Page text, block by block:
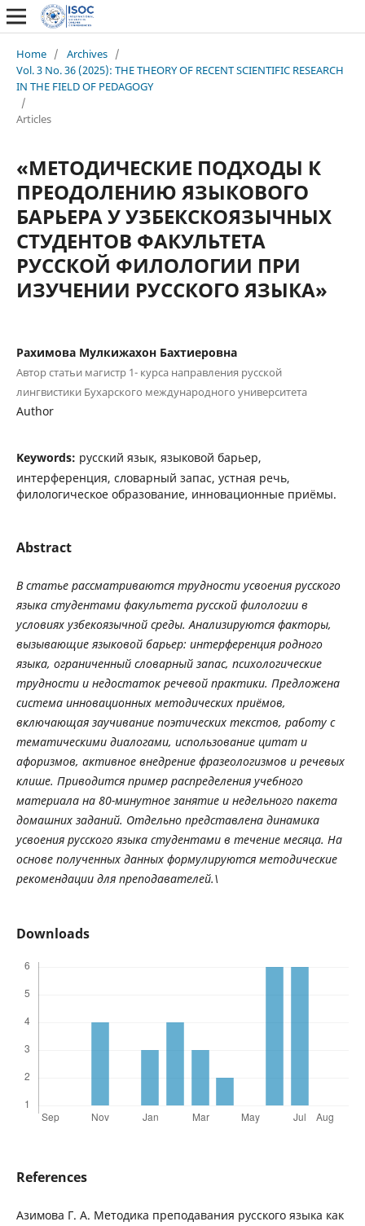
Home / Archives /
Vol. 3 No. 36 (2025): THE THEORY OF RECENT SCIENTIFIC RESEARCH
IN THE FIELD OF PEDAGOGY
/
Articles
«МЕТОДИЧЕСКИЕ ПОДХОДЫ К
ПРЕОДОЛЕНИЮ ЯЗЫКОВОГО
БАРЬЕРА У УЗБЕКСКОЯЗЫЧНЫХ
СТУДЕНТОВ ФАКУЛЬТЕТА
РУССКОЙ ФИЛОЛОГИИ ПРИ
ИЗУЧЕНИИ РУССКОГО ЯЗЫКА»
Рахимова Мулкижахон Бахтиеровна
Автор статьи магистр 1- курса направления русской
лингвистики Бухарского международного университета
Author
Keywords: русский язык, языковой барьер,
интерференция, словарный запас, устная речь,
филологическое образование, инновационные приёмы.
Abstract
В статье рассматриваются трудности усвоения русского
языка студентами факультета русской филологии в
условиях узбекоязычной среды.Анализируются факторы,
вызывающие языковой барьер: интерференция родного
языка, ограниченный словарный запас, психологические
трудности и недостаток речевой практики. Предложена
система инновационных методических приёмов,
включающая заучивание поэтических текстов, работу с
тематическими диалогами, использование цитат и
афоризмов, активное внедрение фразеологизмов и речевых
клише. Приводится пример распределения учебного
материала на80-минутное занятие и недельного пакета
домашних заданий. Отдельно представлена динамика
усвоения русского языка студентами в течение месяца. На
основе полученных данных формулируются методические
рекомендации для преподавателей.\
Downloads
References
Азимова Г. А. Методика преподавания русского языка как